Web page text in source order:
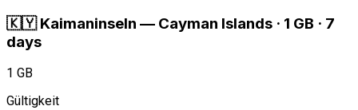
🇰🇾 Kaimaninseln — Cayman Islands · 1 GB · 7
days
1 GB
Gültigkeit